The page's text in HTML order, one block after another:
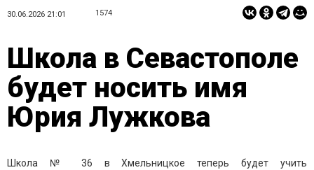
30.06.2026 21:01 1574
Школа в Севастополе
будет носить имя
Юрия Лужкова
Школа № 36 в Хмельницкое теперь будет учить